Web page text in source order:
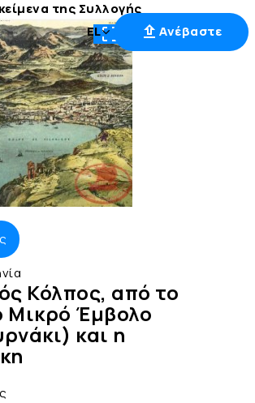
EL Ανέβαστε
της Συλλογής
Κόλπος, από το
Μικρό Έμβολο
και η